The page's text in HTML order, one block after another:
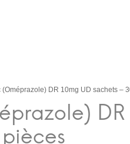
(Oméprazole) DR 10mg UD sachets –